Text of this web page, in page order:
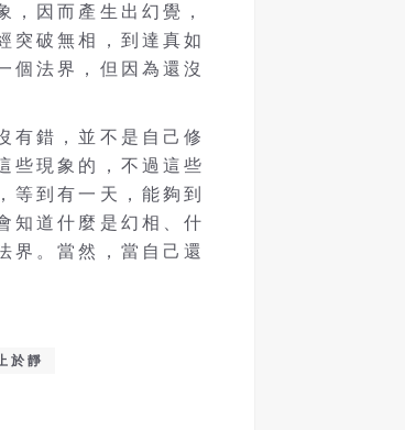
，因而產生出幻覺，
突破無相，到達真如
個法界，但因為還沒
有錯，並不是自己修
些現象的，不過這些
等到有一天，能夠到
知道什麼是幻相、什
界。當然，當自己還
於靜